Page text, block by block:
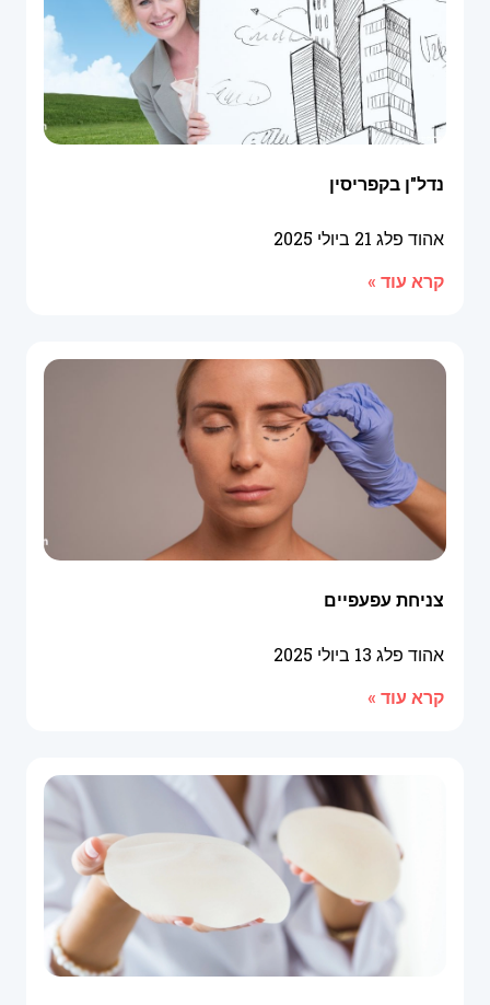
נדל"ן בקפריסין
אהוד פלג 21 ביולי 2025
קרא עוד »
צניחת עפעפיים
אהוד פלג 13 ביולי 2025
קרא עוד »